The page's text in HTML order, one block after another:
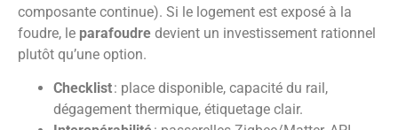
composante continue). Si le logement est exposé à la
foudre, le parafoudre devient un investissement rationnel
plutôt qu’une option.
Checklist: place disponible, capacité du rail,
dégagement thermique, étiquetage clair.